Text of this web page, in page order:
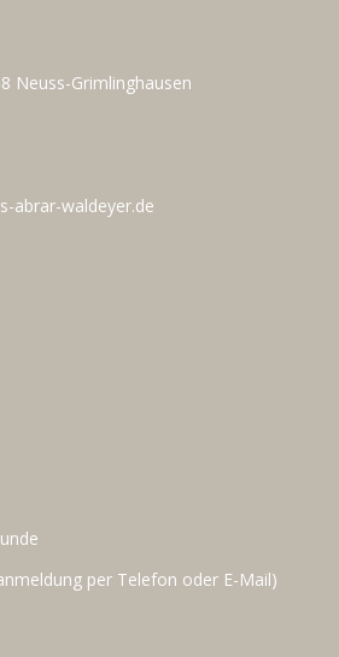
Neuss-Grimlinghausen
abrar-waldeyer.de
per Telefon oder E-Mail)